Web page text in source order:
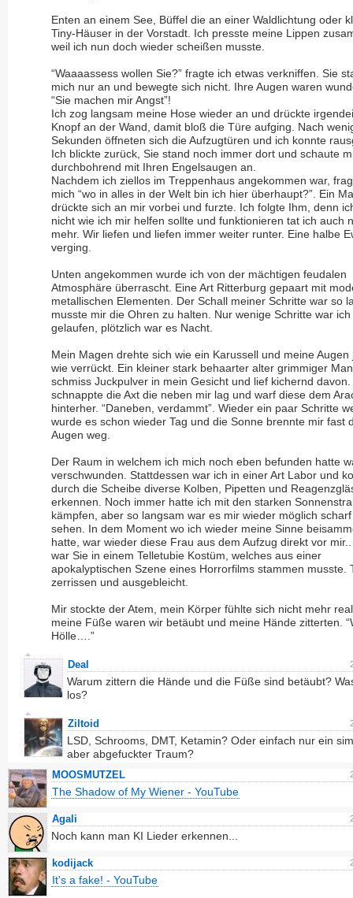
Enten an einem See, Büffel die an einer Waldlichtung oder
Tiny-Häuser in der Vorstadt. Ich presste meine Lippen
weil ich nun doch wieder scheißen musste.
“Waaaassess wollen Sie?” fragte ich etwas verkniffen. Sie
mich nur an und bewegte sich nicht. Ihre Augen waren
“Sie machen mir Angst”!
Ich zog langsam meine Hose wieder an und drückte
Knopf an der Wand, damit bloß die Türe aufging. Nach
Sekunden öffneten sich die Aufzugtüren und ich konnte
Ich blickte zurück, Sie stand noch immer dort und schaute
durchbohrend mit Ihren Engelsaugen an.
Nachdem ich ziellos im Treppenhaus angekommen war,
mich “wo in alles in der Welt bin ich hier überhaupt?”. Ein
drückte sich an mir vorbei und furzte. Ich folgte Ihm, denn
nicht wie ich mir helfen sollte und funktionieren tat ich auch
mehr. Wir liefen und liefen immer weiter runter. Eine halbe
verging.
Unten angekommen wurde ich von der mächtigen feudalen
Atmosphäre überrascht. Eine Art Ritterburg gepaart mit
metallischen Elementen. Der Schall meiner Schritte war so
musste mir die Ohren zu halten. Nur wenige Schritte war ich
gelaufen, plötzlich war es Nacht.
Mein Magen drehte sich wie ein Karussell und meine Augen
wie verrückt. Ein kleiner stark behaarter alter grimmiger
schmiss Juckpulver in mein Gesicht und lief kichernd davon.
schnappte die Axt die neben mir lag und warf diese dem
hinterher. “Daneben, verdammt”. Wieder ein paar Schritte
wurde es schon wieder Tag und die Sonne brennte mir fast
Augen weg.
Der Raum in welchem ich mich noch eben befunden hatte
verschwunden. Stattdessen war ich in einer Art Labor und
durch die Scheibe diverse Kolben, Pipetten und
erkennen. Noch immer hatte ich mit den starken
kämpfen, aber so langsam war es mir wieder möglich
sehen. In dem Moment wo ich wieder meine Sinne
hatte, war wieder diese Frau aus dem Aufzug direkt vor
war Sie in einem Telletubie Kostüm, welches aus einer
apokalyptischen Szene eines Horrorfilms stammen musste.
zerrissen und ausgebleicht.
Mir stockte der Atem, mein Körper fühlte sich nicht mehr
meine Füße waren wir betäubt und meine Hände zitterten.
Hölle….”
Deal
Warum zittern die Hände und die Füße sind betäubt?
los?
Ziltoid
LSD, Schrooms, DMT, Ketamin? Oder einfach nur ein
aber abgefuckter Traum?
MOOSMUTZEL
The Shadow of My Wiener - YouTube
Agali
Noch kann man KI Lieder erkennen...
kodijack
It's a fake! - YouTube